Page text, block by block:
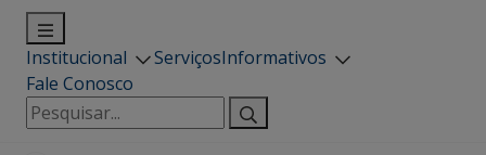
Institucional ServiçosInformativos
Fale Conosco
Pesquisar
por: